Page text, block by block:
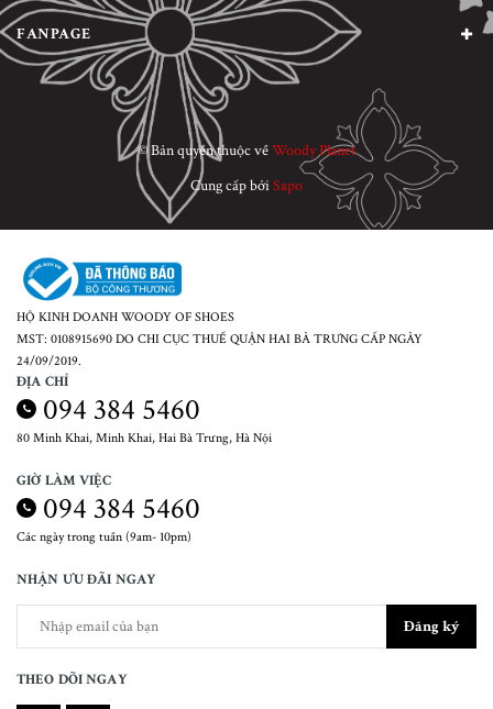
FANPAGE
© Bản quyền thuộc vềWoody Planet
Cung cấp bởiSapo
HỘ KINH DOANH WOODY OF SHOES
MST: 0108915690 DO CHI CỤC THUẾ QUẬN HAI BÀ TRƯNG CẤP NGÀY
24/09/2019.
ĐỊA CHỈ
094 384 5460
80 Minh Khai, Minh Khai, Hai Bà Trưng, Hà Nội
GIỜ LÀM VIỆC
094 384 5460
Các ngày trong tuần (9am- 10pm)
NHẬN ƯU ĐÃI NGAY
Đăng ký
THEO DÕI NGAY